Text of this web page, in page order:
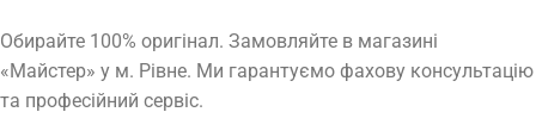
Обирайте 100% оригінал. Замовляйте в магазині
«Майстер» у м. Рівне. Ми гарантуємо фахову консультацію
та професійний сервіс.